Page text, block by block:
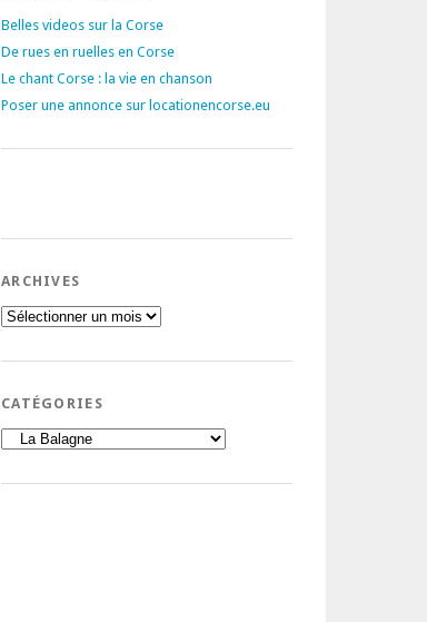
Belles videos sur la Corse
De rues en ruelles en Corse
Le chant Corse : la vie en chanson
Poser une annonce sur locationencorse.eu
ARCHIVES
Archives
CATÉGORIES
Catégories